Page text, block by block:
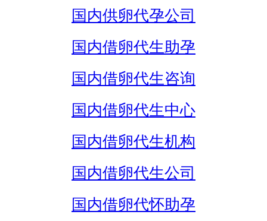
国内供卵代孕公司
国内借卵代生助孕
国内借卵代生咨询
国内借卵代生中心
国内借卵代生机构
国内借卵代生公司
国内借卵代怀助孕